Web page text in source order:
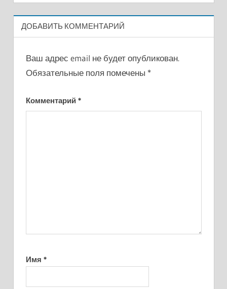
ДОБАВИТЬ КОММЕНТАРИЙ
Ваш адрес email не будет опубликован.
Обязательные поля помечены *
Комментарий *
Имя *